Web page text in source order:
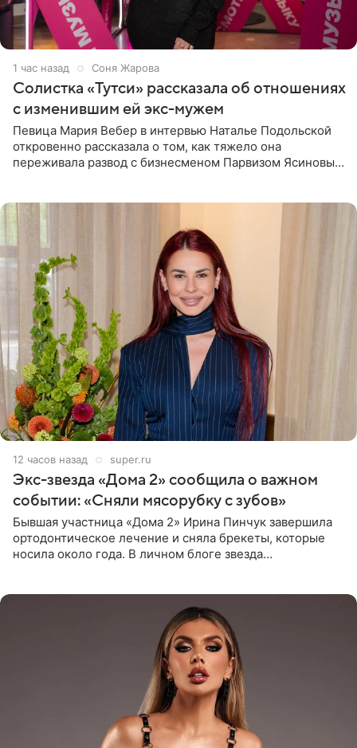
1 час назад Соня Жарова
Солистка «Тутси» рассказала об отношениях
с изменившим ей экс-мужем
Певица Мария Вебер в интервью Наталье Подольской
откровенно рассказала о том, как тяжело она
переживала развод с бизнесменом Парвизом Ясиновым.
12 часов назад super.ru
Экс-звезда «Дома 2» сообщила о важном
событии: «Сняли мясорубку с зубов»
Бывшая участница «Дома 2» Ирина Пинчук завершила
ортодонтическое лечение и сняла брекеты, которые
носила около года. В личном блоге звезда